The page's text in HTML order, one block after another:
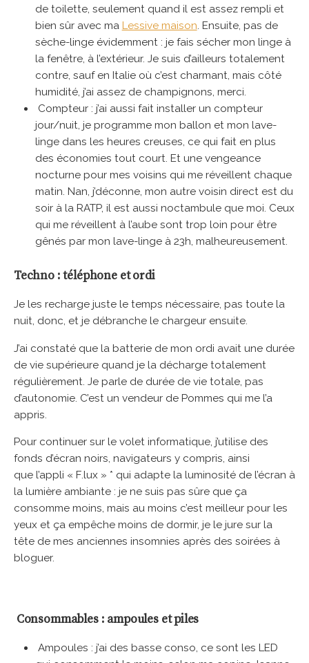
de toilette, seulement quand il est assez rempli et
bien sûr avec ma Lessive maison. Ensuite, pas de
sèche-linge évidemment : je fais sécher mon linge à
la fenêtre, à l’extérieur. Je suis d’ailleurs totalement
contre, sauf en Italie où c’est charmant, mais côté
humidité, j’ai assez de champignons, merci.
Compteur : j’ai aussi fait installer un compteur
jour/nuit, je programme mon ballon et mon lave-
linge dans les heures creuses, ce qui fait en plus
des économies tout court. Et une vengeance
nocturne pour mes voisins qui me réveillent chaque
matin. Nan, j’déconne, mon autre voisin direct est du
soir à la RATP, il est aussi noctambule que moi. Ceux
qui me réveillent à l’aube sont trop loin pour être
gênés par mon lave-linge à 23h, malheureusement.
Techno : téléphone et ordi
Je les recharge juste le temps nécessaire, pas toute la
nuit, donc, et je débranche le chargeur ensuite.
J’ai constaté que la batterie de mon ordi avait une durée
de vie supérieure quand je la décharge totalement
régulièrement. Je parle de durée de vie totale, pas
d’autonomie. C’est un vendeur de Pommes qui me l’a
appris.
Pour continuer sur le volet informatique, j’utilise des
fonds d’écran noirs, navigateurs y compris, ainsi
que l’appli « F.lux » * qui adapte la luminosité de l’écran à
la lumière ambiante : je ne suis pas sûre que ça
consomme moins, mais au moins c’est meilleur pour les
yeux et ça empêche moins de dormir, je le jure sur la
tête de mes anciennes insomnies après des soirées à
bloguer.
Consommables : ampoules et piles
Ampoules : j’ai des basse conso, ce sont les LED